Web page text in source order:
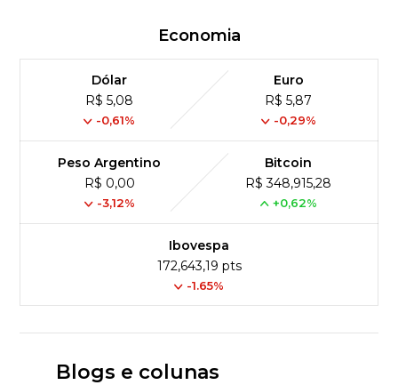
Economia
Dólar
R$ 5,08
-0,61%
Euro
R$ 5,87
-0,29%
Peso Argentino
R$ 0,00
-3,12%
Bitcoin
R$ 348,915,28
+0,62%
Ibovespa
172,643,19 pts
-1.65%
Blogs e colunas